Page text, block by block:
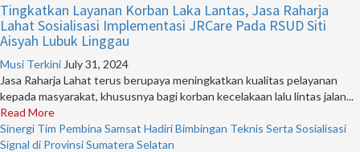
Tingkatkan Layanan Korban Laka Lantas, Jasa Raharja
Lahat Sosialisasi Implementasi JRCare Pada RSUD Siti
Aisyah Lubuk Linggau
Musi Terkini July 31, 2024
Jasa Raharja Lahat terus berupaya meningkatkan kualitas pelayanan
kepada masyarakat, khususnya bagi korban kecelakaan lalu lintas jalan...
Read More
Sinergi Tim Pembina Samsat Hadiri Bimbingan Teknis Serta Sosialisasi
Signal di Provinsi Sumatera Selatan